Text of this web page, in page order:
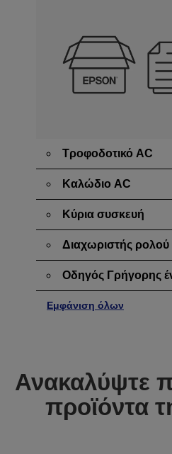
Τροφοδοτικό AC
Καλώδιο AC
Κύρια συσκευή
Διαχωριστής ρολού
Οδηγός Γρήγορης
Εμφάνιση όλων
Ανακαλύψτε
προϊόντα